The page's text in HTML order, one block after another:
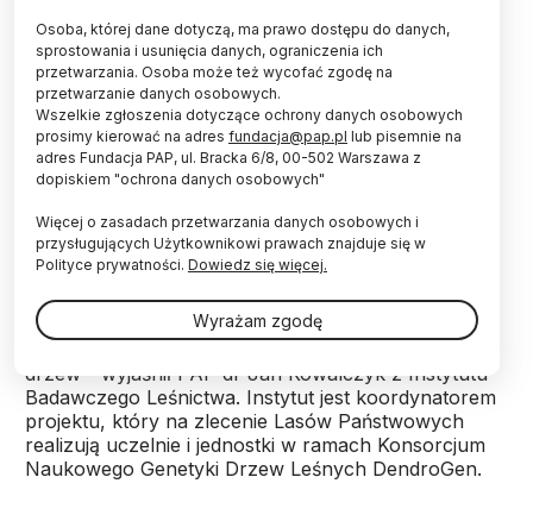
Wyhodowanie jak najlepszych jakościowo sosen i
modrzewi - to główny cel projektu, który na
zlecenie Lasów Państwowych realizują leśnicy i
naukowcy m.in. w Podlaskiem. Powstają plantacje
nasienne z matecznych drzew o najlepszych
cechach.
Leśnicy przeprowadzili w ostatnich dniach w
Podlaskiem akcję zbierania młodych gałęzi, tzw.
zrazów z sosen w Puszczy Knyszyńskiej oraz w
Puszczy Białowieskiej. Zebrano po ok. 50 takich
drzew - wyjaśnił PAP dr Jan Kowalczyk z Instytutu
Badawczego Leśnictwa. Instytut jest koordynatorem
projektu, który na zlecenie Lasów Państwowych
realizują uczelnie i jednostki w ramach Konsorcjum
Naukowego Genetyki Drzew Leśnych DendroGen.
Osoba, której dane dotyczą, ma prawo dostępu do danych,
sprostowania i usunięcia danych, ograniczenia ich
przetwarzania. Osoba może też wycofać zgodę na
przetwarzanie danych osobowych.
Wszelkie zgłoszenia dotyczące ochrony danych osobowych
prosimy kierować na adres fundacja@pap.pl lub pisemnie na
adres Fundacja PAP, ul. Bracka 6/8, 00-502 Warszawa z
dopiskiem "ochrona danych osobowych"
Więcej o zasadach przetwarzania danych osobowych i
przysługujących Użytkownikowi prawach znajduje się w
Polityce prywatności. Dowiedz się więcej.
Wyrażam zgodę